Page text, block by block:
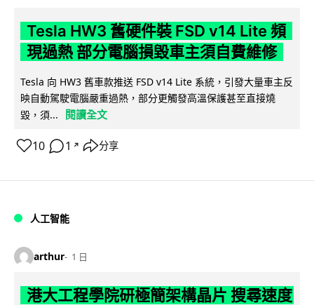
Tesla HW3 舊硬件裝 FSD v14 Lite 頻
現過熱 部分電腦損毀車主須自費維修
Tesla 向 HW3 舊車款推送 FSD v14 Lite 系統，引發大量車主反
映自動駕駛電腦嚴重過熱，部分更觸發高溫保護甚至直接燒
毀，須...
閱讀全文
10 1 ↗ 分享
人工智能
arthur 1 日
港大工程學院研極簡架構晶片 搜尋速度